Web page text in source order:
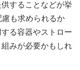
することなどが挙
も求められるか
る容器やストロー
みが必要かもしれ